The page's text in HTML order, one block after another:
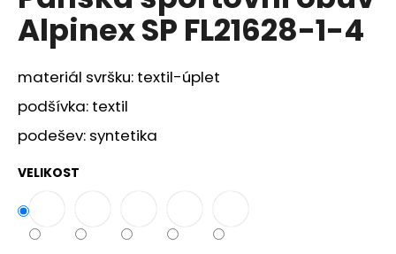
0,0
z
hvězdiček.
Alpinex SP FL21628-1-4
materiál svršku: textil-úplet
podšívka: textil
podešev: syntetika
VELIKOST
a
j
í
t
?
HLEDAT